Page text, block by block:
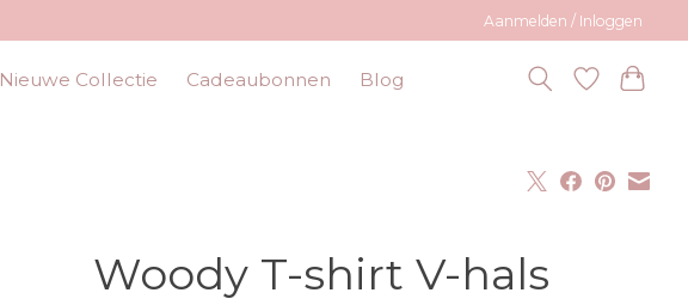
Aanmelden / Inloggen
Nieuwe Collectie Cadeaubonnen Blog
Woody T-shirt V-hals